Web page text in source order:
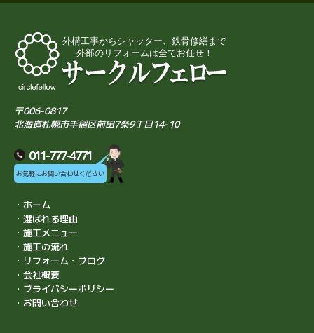
〒006-0817
北海道札幌市手稲区前田7条9丁目14-10
011-777-4771
お気軽にお問い合わせください
・ホーム
・選ばれる理由
・施工メニュー
・施工の流れ
・リフォーム・ブログ
・会社概要
・プライバシーポリシー
・お問い合わせ